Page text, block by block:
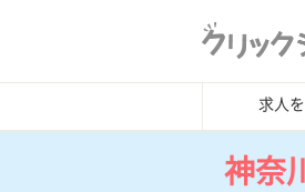
求人
神奈